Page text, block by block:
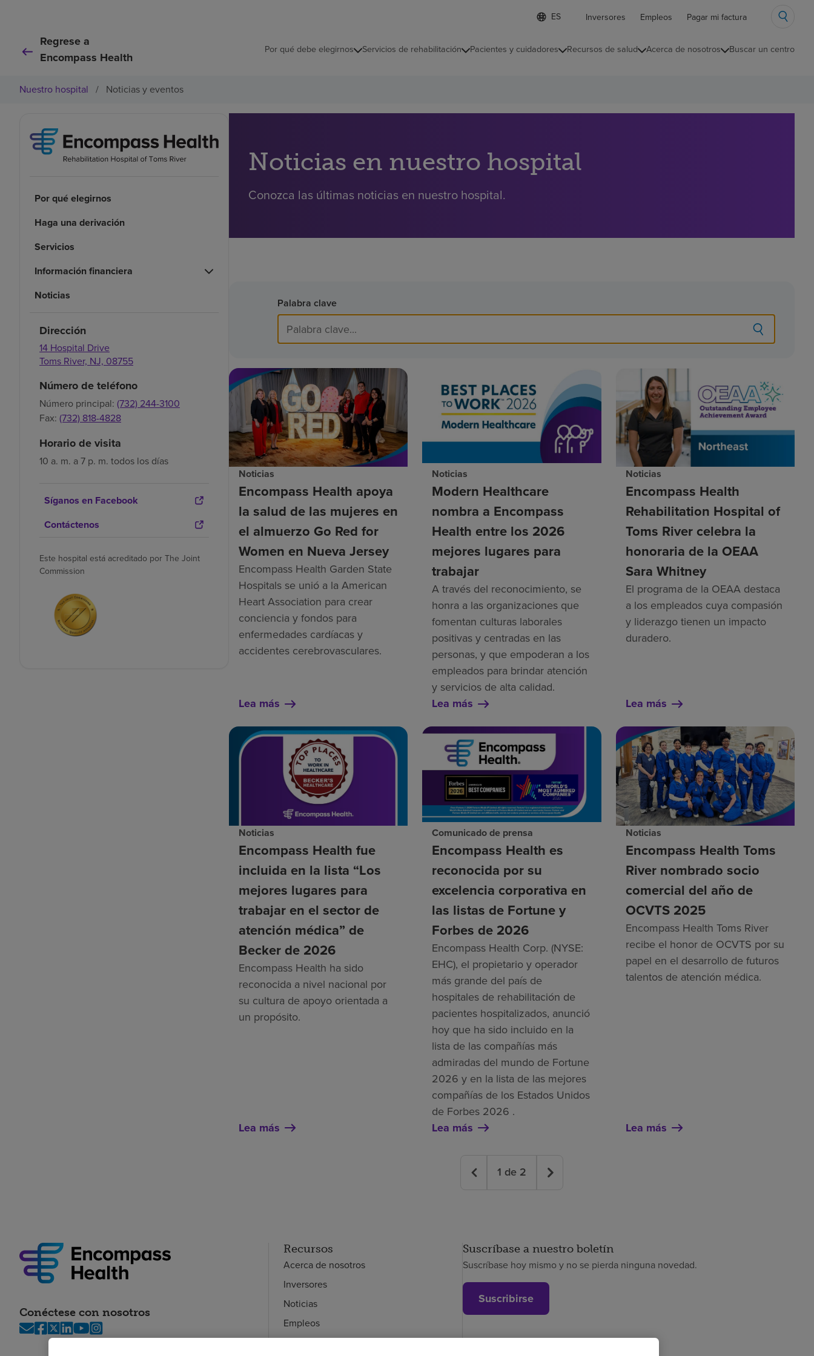
Lista
de
contraída
d
o
e
o
n
Inversores Empleos Pagar mi factura
Regrese a
Encompass Health
Por qué debe elegirnos Servicios de rehabilitación Pacientes y cuidadores Recursos de salud Acerca de nosotros Buscar un centro
Nuestro hospital / Noticias y eventos
Por qué elegirnos
Haga una derivación
Servicios
Información financiera
Noticias
Dirección
14 Hospital Drive
Toms River, NJ, 08755
Número de teléfono
Número principal: (732) 244-3100
Fax: (732) 818-4828
Horario de visita
10 a. m. a 7 p. m. todos los días
Síganos en Facebook
Contáctenos
Este hospital está acreditado por The Joint
Commission
Noticias en nuestro hospital
Conozca las últimas noticias en nuestro hospital.
Palabra clave
Noticias
Encompass Health apoya
la salud de las mujeres en
el almuerzo Go Red for
Women en Nueva Jersey
Encompass Health Garden State
Hospitals se unió a la American
Heart Association para crear
conciencia y fondos para
enfermedades cardíacas y
accidentes cerebrovasculares.
Lea más
Noticias
Modern Healthcare
nombra a Encompass
Health entre los 2026
mejores lugares para
trabajar
A través del reconocimiento, se
honra a las organizaciones que
fomentan culturas laborales
positivas y centradas en las
personas, y que empoderan a los
empleados para brindar atención
y servicios de alta calidad.
Lea más
Noticias
Encompass Health
Rehabilitation Hospital of
Toms River celebra la
honoraria de la OEAA
Sara Whitney
El programa de la OEAA destaca
a los empleados cuya compasión
y liderazgo tienen un impacto
duradero.
Lea más
Noticias
Encompass Health fue
incluida en la lista “Los
mejores lugares para
trabajar en el sector de
atención médica” de
Becker de 2026
Encompass Health ha sido
reconocida a nivel nacional por
su cultura de apoyo orientada a
un propósito.
Lea más
Comunicado de prensa
Encompass Health es
reconocida por su
excelencia corporativa en
las listas de Fortune y
Forbes de 2026
Encompass Health Corp. (NYSE:
EHC), el propietario y operador
más grande del país de
hospitales de rehabilitación de
pacientes hospitalizados, anunció
hoy que ha sido incluido en la
lista de las compañías más
admiradas del mundo de Fortune
2026 y en la lista de las mejores
compañías de los Estados Unidos
de Forbes 2026 .
Lea más
Noticias
Encompass Health Toms
River nombrado socio
comercial del año de
OCVTS 2025
Encompass Health Toms River
recibe el honor de OCVTS por su
papel en el desarrollo de futuros
talentos de atención médica.
Lea más
1 de 2
Conéctese con nosotros
Recursos
Acerca de nosotros
Inversores
Noticias
Empleos
Empleados
Suscríbase a nuestro boletín
Suscríbase hoy mismo y no se pierda ninguna novedad.
Suscribirse